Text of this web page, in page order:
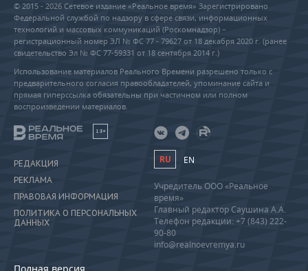
© 2015 - 2026 Сетевое издание «Реальное время» Зарегистрировано
Федеральной службой по надзору в сфере связи, информационных
технологий и массовых коммуникаций (Роскомнадзор) –
регистрационный номер ЭЛ № ФС 77 - 79627 от 18 декабря 2020 г. (ранее
свидетельство Эл № ФС 77-59331 от 18 сентября 2014 г.)
Использование материалов Реального Времени разрешено только с
предварительного согласия правообладателей, упоминание сайта и
прямая гиперссылка обязательны при частичном или полном
воспроизведении материалов.
18+
РЕДАКЦИЯ
РЕКЛАМА
ПРАВОВАЯ ИНФОРМАЦИЯ
ПОЛИТИКА О ПЕРСОНАЛЬНЫХ
ДАННЫХ
RU EN
Учредитель ООО «Реальное
время»
Главный редактор Саушина А.А.
Телефон редакции: +7 (843) 222-
90-80
info@realnoevremya.ru